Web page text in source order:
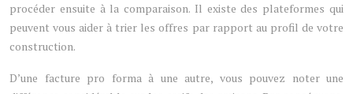
procéder ensuite à la comparaison. Il existe des plateformes qui
peuvent vous aider à trier les offres par rapport au profil de votre
construction.
D’une facture pro forma à une autre, vous pouvez noter une